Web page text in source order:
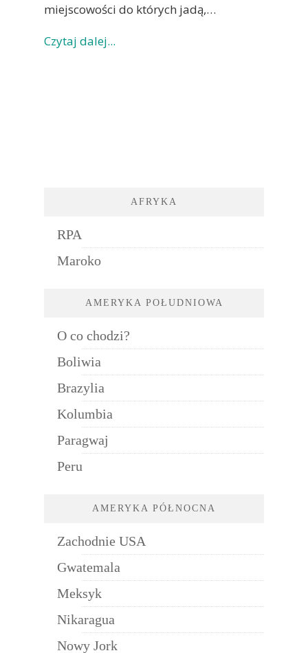
miejscowości do których jadą,…
Czytaj dalej...
AFRYKA
RPA
Maroko
AMERYKA POŁUDNIOWA
O co chodzi?
Boliwia
Brazylia
Kolumbia
Paragwaj
Peru
AMERYKA PÓŁNOCNA
Zachodnie USA
Gwatemala
Meksyk
Nikaragua
Nowy Jork